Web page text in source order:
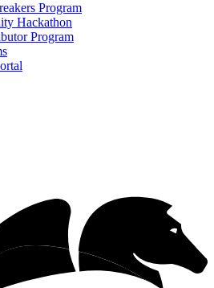
Program
Hackathon
Program